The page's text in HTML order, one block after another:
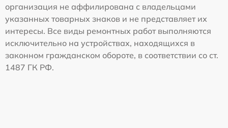
организация не аффилирована с владельцами
указанных товарных знаков и не представляет их
интересы. Все виды ремонтных работ выполняются
исключительно на устройствах, находящихся в
законном гражданском обороте, в соответствии со ст.
1487 ГК РФ.